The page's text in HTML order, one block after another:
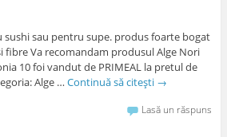
sushi sau pentru supe. produs foarte bogat
fibre Va recomandam produsul Alge Nori
10 foi vandut de PRIMEAL la pretul de
Alge … Continuă să citești →
Lasă un răspuns